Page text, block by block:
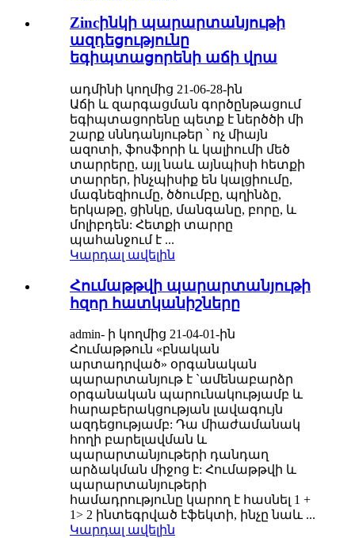
Zincինկի պարարտանյութի
ազդեցությունը
եգիպտացորենի աճի վրա
ադմինի կողմից 21-06-28-ին
Աճի և զարգացման գործընթացում
եգիպտացորենը պետք է ներծծի մի
շարք սննդանյութեր ՝ ոչ միայն
ազոտի, ֆոսֆորի և կալիումի մեծ
տարրերը, այլ նաև այնպիսի հետքի
տարրեր, ինչպիսիք են կալցիումը,
մագնեզիումը, ծծումբը, պղինձը,
երկաթը, ցինկը, մանգանը, բորը, և
մոլիբդեն: Հետքի տարրը
պահանջում է ...
Կարդալ ավելին
Հումաթթվի պարարտանյութի
հզոր հատկանիշները
admin- ի կողմից 21-04-01-ին
Հումաթթուն «բնական
արտադրված» օրգանական
պարարտանյութ է `ամենաբարձր
օրգանական պարունակությամբ և
հարաբերակցության լավագույն
ազդեցությամբ: Դա միաժամանակ
հողի բարելավման և
պարարտանյութերի դանդաղ
արձակման միջոց է: Հումաթթվի և
պարարտանյութերի
համադրությունը կարող է հասնել 1 +
1> 2 ինտեգրված էֆեկտի, ինչը նաև ...
Կարդալ ավելին